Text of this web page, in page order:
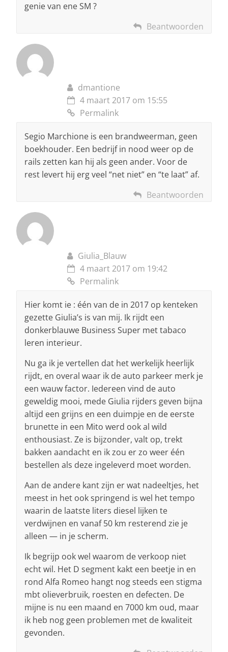
genie van ene SM ?
Beantwoorden
dmantione
4 maart 2017 om 15:55
Permalink
Segio Marchione is een brandweerman, geen
boekhouder. Een bedrijf in nood weer op de
rails zetten kan hij als geen ander. Voor de
rest levert hij erg veel “net niet” en “te laat” af.
Beantwoorden
Giulia_Blauw
4 maart 2017 om 19:42
Permalink
Hier komt ie : één van de in 2017 op kenteken
gezette Giulia’s is van mij. Ik rijdt een
donkerblauwe Business Super met tabaco
leren interieur.
Nu ga ik je vertellen dat het werkelijk heerlijk
rijdt, en overal waar ik de auto parkeer merk je
een wauw factor. Iedereen vind de auto
geweldig mooi, mede Giulia rijders geven bijna
altijd een grijns en een duimpje en de eerste
brunette in een Mito werd ook al wild
enthousiast. Ze is bijzonder, valt op, trekt
bakken aandacht en ik zou er zo weer één
bestellen als deze ingeleverd moet worden.
Aan de andere kant zijn er wat nadeeltjes, het
meest in het ook springend is wel het tempo
waarin de laatste liters diesel lijken te
verdwijnen en vanaf 50 km resterend zie je
alleen — in je scherm.
Ik begrijp ook wel waarom de verkoop niet
echt wil. Het D segment kakt een beetje in en
rond Alfa Romeo hangt nog steeds een stigma
mbt olieverbruik, roesten en defecten. De
mijne is nu een maand en 7000 km oud, maar
ik heb nog geen problemen met de kwaliteit
gevonden.